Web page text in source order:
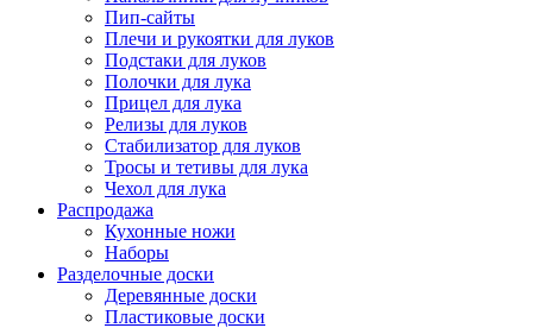
Пип-сайты
Плечи и рукоятки для луков
Подстаки для луков
Полочки для лука
Прицел для лука
Релизы для луков
Стабилизатор для луков
Тросы и тетивы для лука
Чехол для лука
Распродажа
Кухонные ножи
Наборы
Разделочные доски
Деревянные доски
Пластиковые доски